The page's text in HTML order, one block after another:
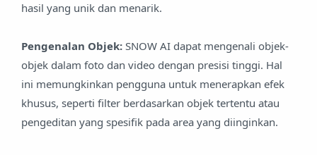
hasil yang unik dan menarik.
Pengenalan Objek: SNOW AI dapat mengenali objek-
objek dalam foto dan video dengan presisi tinggi. Hal
ini memungkinkan pengguna untuk menerapkan efek
khusus, seperti filter berdasarkan objek tertentu atau
pengeditan yang spesifik pada area yang diinginkan.